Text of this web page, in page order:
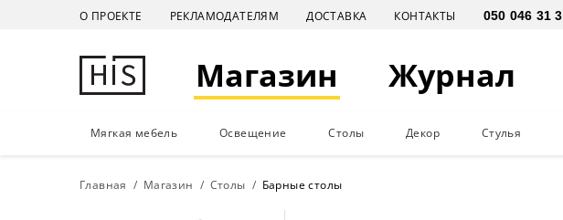
О ПРОЕКТЕ РЕКЛАМОДАТЕЛЯМ ДОСТАВКА КОНТАКТЫ
Магазин Журнал
Мягкая мебель Освещение Столы Декор Стулья
Главная Магазин Столы Барные столы